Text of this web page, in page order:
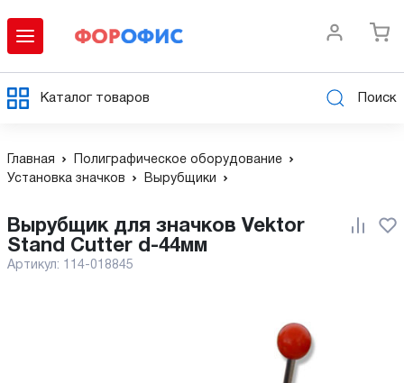
Каталог товаров Поиск
Главная
Полиграфическое оборудование
Установка значков
Вырубщики
Вырубщик для значков Vektor
Stand Cutter d-44мм
Артикул: 114-018845